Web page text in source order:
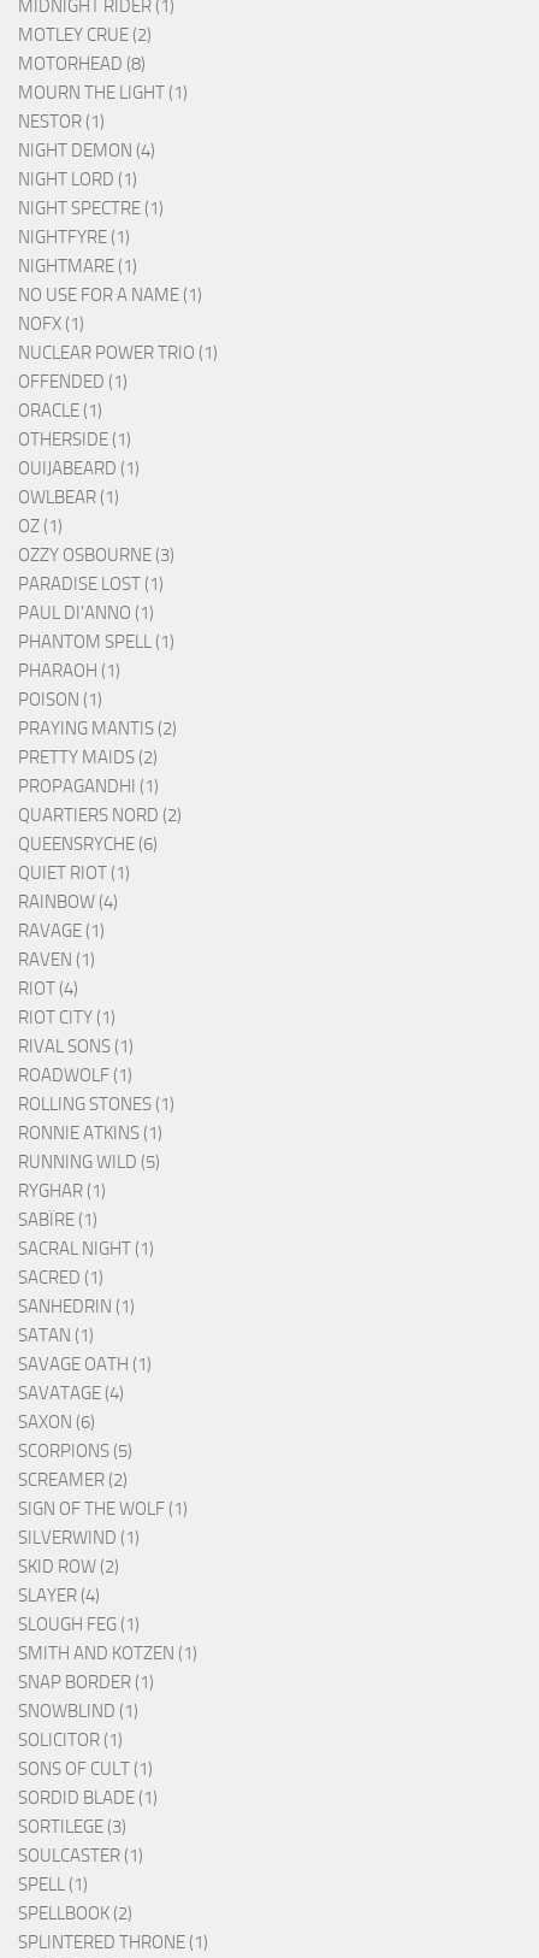
MIDNIGHT RIDER (1)
MOTLEY CRUE (2)
MOTORHEAD (8)
MOURN THE LIGHT (1)
NESTOR (1)
NIGHT DEMON (4)
NIGHT LORD (1)
NIGHT SPECTRE (1)
NIGHTFYRE (1)
NIGHTMARE (1)
NO USE FOR A NAME (1)
NOFX (1)
NUCLEAR POWER TRIO (1)
OFFENDED (1)
ORACLE (1)
OTHERSIDE (1)
OUIJABEARD (1)
OWLBEAR (1)
OZ (1)
OZZY OSBOURNE (3)
PARADISE LOST (1)
PAUL DI'ANNO (1)
PHANTOM SPELL (1)
PHARAOH (1)
POISON (1)
PRAYING MANTIS (2)
PRETTY MAIDS (2)
PROPAGANDHI (1)
QUARTIERS NORD (2)
QUEENSRYCHE (6)
QUIET RIOT (1)
RAINBOW (4)
RAVAGE (1)
RAVEN (1)
RIOT (4)
RIOT CITY (1)
RIVAL SONS (1)
ROADWOLF (1)
ROLLING STONES (1)
RONNIE ATKINS (1)
RUNNING WILD (5)
RYGHAR (1)
SABÏRE (1)
SACRAL NIGHT (1)
SACRED (1)
SANHEDRIN (1)
SATAN (1)
SAVAGE OATH (1)
SAVATAGE (4)
SAXON (6)
SCORPIONS (5)
SCREAMER (2)
SIGN OF THE WOLF (1)
SILVERWIND (1)
SKID ROW (2)
SLAYER (4)
SLOUGH FEG (1)
SMITH AND KOTZEN (1)
SNAP BORDER (1)
SNOWBLIND (1)
SOLICITOR (1)
SONS OF CULT (1)
SORDID BLADE (1)
SORTILEGE (3)
SOULCASTER (1)
SPELL (1)
SPELLBOOK (2)
SPLINTERED THRONE (1)